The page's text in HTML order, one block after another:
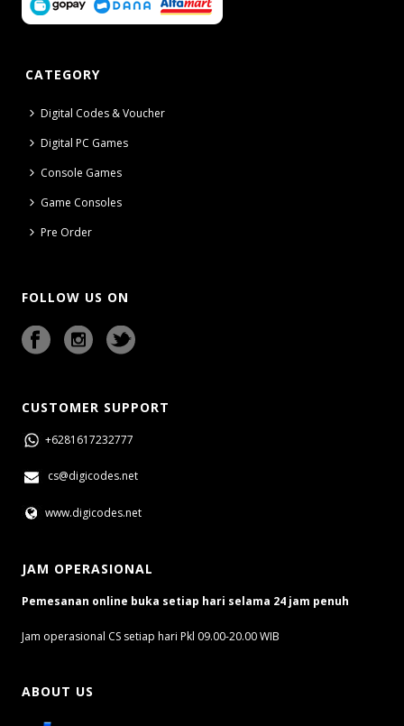
CATEGORY
Digital Codes & Voucher
Digital PC Games
Console Games
Game Consoles
Pre Order
FOLLOW US ON
CUSTOMER SUPPORT
+6281617232777
cs@digicodes.net
www.digicodes.net
JAM OPERASIONAL
Pemesanan online buka setiap hari selama 24 jam penuh
Jam operasional CS setiap hari Pkl 09.00-20.00 WIB
ABOUT US